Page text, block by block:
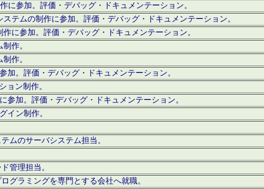
に参加。評価・デバッグ・ドキュメンテーション。
テムの制作に参加。評価・デバッグ・ドキュメンテーション。
に参加。評価・デバッグ・ドキュメンテーション。
作。
作。
加。評価・デバッグ・ドキュメンテーション。
ョン制作。
参加。評価・デバッグ・ドキュメンテーション。
イン制作。
ムのサーバシステム担当。
管理担当。
グラミングを専門とする会社へ就職。